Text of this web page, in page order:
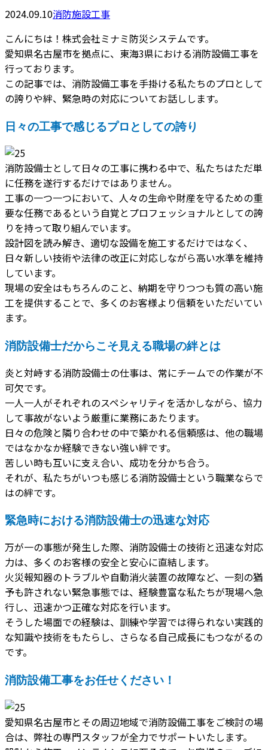
2024.09.10消防施設工事
こんにちは！株式会社ミナミ防災システムです。
愛知県名古屋市を拠点に、東海3県における消防設備工事を
行っております。
この記事では、消防設備工事を手掛ける私たちのプロとして
の誇りや絆、緊急時の対応についてお話しします。
日々の工事で感じるプロとしての誇り
消防設備士として日々の工事に携わる中で、私たちはただ単
に任務を遂行するだけではありません。
工事の一つ一つにおいて、人々の生命や財産を守るための重
要な任務であるという自覚とプロフェッショナルとしての誇
りを持って取り組んでいます。
設計図を読み解き、適切な設備を施工するだけではなく、
日々新しい技術や法律の改正に対応しながら高い水準を維持
しています。
現場の安全はもちろんのこと、納期を守りつつも質の高い施
工を提供することで、多くのお客様より信頼をいただいてい
ます。
消防設備士だからこそ見える職場の絆とは
炎と対峙する消防設備士の仕事は、常にチームでの作業が不
可欠です。
一人一人がそれぞれのスペシャリティを活かしながら、協力
して事故がないよう厳重に業務にあたります。
日々の危険と隣り合わせの中で築かれる信頼感は、他の職場
ではなかなか経験できない強い絆です。
苦しい時も互いに支え合い、成功を分かち合う。
それが、私たちがいつも感じる消防設備士という職業ならで
はの絆です。
緊急時における消防設備士の迅速な対応
万が一の事態が発生した際、消防設備士の技術と迅速な対応
力は、多くのお客様の安全と安心に直結します。
火災報知器のトラブルや自動消火装置の故障など、一刻の猶
予も許されない緊急事態では、経験豊富な私たちが現場へ急
行し、迅速かつ正確な対応を行います。
そうした場面での経験は、訓練や学習では得られない実践的
な知識や技術をもたらし、さらなる自己成長にもつながるの
です。
消防設備工事をお任せください！
愛知県名古屋市とその周辺地域で消防設備工事をご検討の場
合は、弊社の専門スタッフが全力でサポートいたします。